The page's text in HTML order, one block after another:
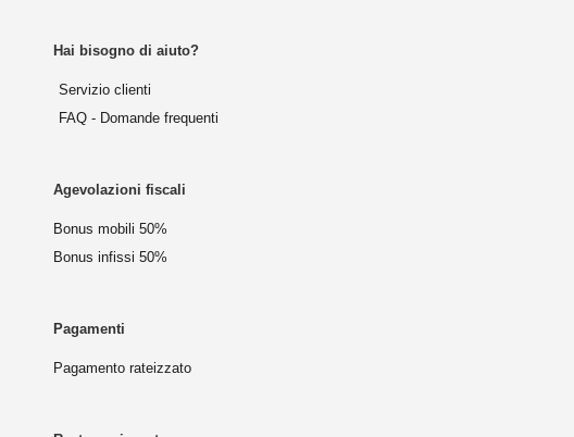
Hai bisogno di aiuto?
Servizio clienti
FAQ - Domande frequenti
Agevolazioni fiscali
Bonus mobili 50%
Bonus infissi 50%
Pagamenti
Pagamento rateizzato